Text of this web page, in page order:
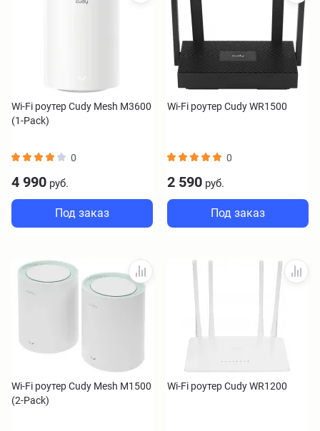
Wi-Fi роутер Cudy Mesh M3600
(1-Pack)
0
4 990 руб.
Под заказ
Wi-Fi роутер Cudy WR1500
0
2 590 руб.
Под заказ
Wi-Fi роутер Cudy Mesh M1500
(2-Pack)
Wi-Fi роутер Cudy WR1200